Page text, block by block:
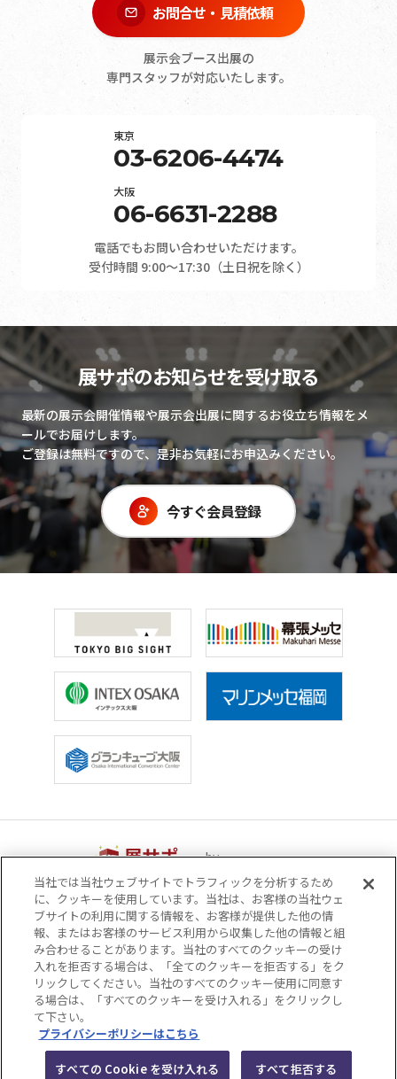
お問合せ・見積依頼
展示会ブース出展の
専門スタッフが対応いたします。
東京
03-6206-4474
大阪
06-6631-2288
電話でもお問い合わせいただけます。
受付時間 9:00～17:30（土日祝を除く）
展サポのお知らせを受け取る
最新の展示会開催情報や展示会出展に関するお役立ち情報をメ
ールでお届けします。
ご登録は無料ですので、是非お気軽にお申込みください。
今すぐ会員登録
by
運営会社
サイトマップ
プライバシーポリシー
サイトポリシー
ソーシャルメディアポリシー
関西ビジネスインフォメーション株式会社（KBI）
当社では当社ウェブサイトでトラフィックを分析するため
に、クッキーを使用しています。当社は、お客様の当社ウェ
ブサイトの利用に関する情報を、お客様が提供した他の情
報、またはお客様のサービス利用から収集した他の情報と組
み合わせることがあります。当社のすべてのクッキーの受け
入れを拒否する場合は、「全てのクッキーを拒否する」をク
リックしてください。当社のすべてのクッキー使用に同意す
る場合は、「すべてのクッキーを受け入れる」をクリックし
て下さい。
プライバシーポリシーはこちら
すべて拒否する
すべての Cookie を受け入れる